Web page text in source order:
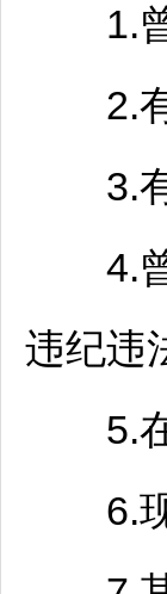
1.曾
2.有
3.有
4.曾
违纪违
5.在
6.现